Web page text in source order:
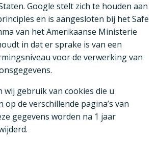
Google stelt zich te houden aan
en is aangesloten bij het Safe
van het Amerikaanse Ministerie
in dat er sprake is van een
voor de verwerking van
wij gebruik van cookies die u
op de verschillende pagina’s van
gegevens worden na 1 jaar